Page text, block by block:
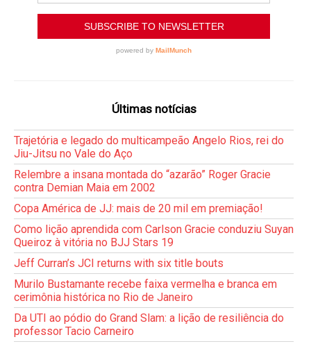
Últimas notícias
Trajetória e legado do multicampeão Angelo Rios, rei do
Jiu-Jitsu no Vale do Aço
Relembre a insana montada do “azarão” Roger Gracie
contra Demian Maia em 2002
Copa América de JJ: mais de 20 mil em premiação!
Como lição aprendida com Carlson Gracie conduziu Suyan
Queiroz à vitória no BJJ Stars 19
Jeff Curran’s JCI returns with six title bouts
Murilo Bustamante recebe faixa vermelha e branca em
cerimônia histórica no Rio de Janeiro
Da UTI ao pódio do Grand Slam: a lição de resiliência do
professor Tacio Carneiro